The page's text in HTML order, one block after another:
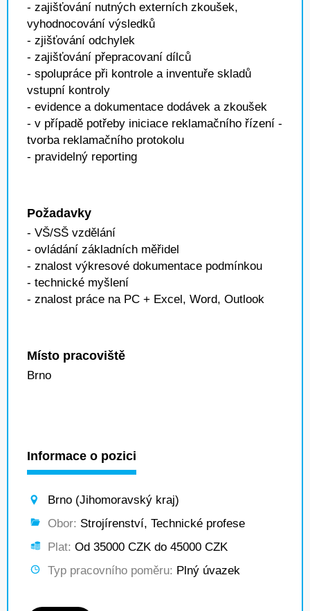
- zajišťování nutných externích zkoušek,
vyhodnocování výsledků
- zjišťování odchylek
- zajišťování přepracovaní dílců
- spolupráce při kontrole a inventuře skladů
vstupní kontroly
- evidence a dokumentace dodávek a zkoušek
- v případě potřeby iniciace reklamačního řízení -
tvorba reklamačního protokolu
- pravidelný reporting
Požadavky
- VŠ/SŠ vzdělání
- ovládání základních měřidel
- znalost výkresové dokumentace podmínkou
- technické myšlení
- znalost práce na PC + Excel, Word, Outlook
Místo pracoviště
Brno
Informace o pozici
Brno (Jihomoravský kraj)
Obor: Strojírenství, Technické profese
Plat: Od 35000 CZK do 45000 CZK
Typ pracovního poměru: Plný úvazek